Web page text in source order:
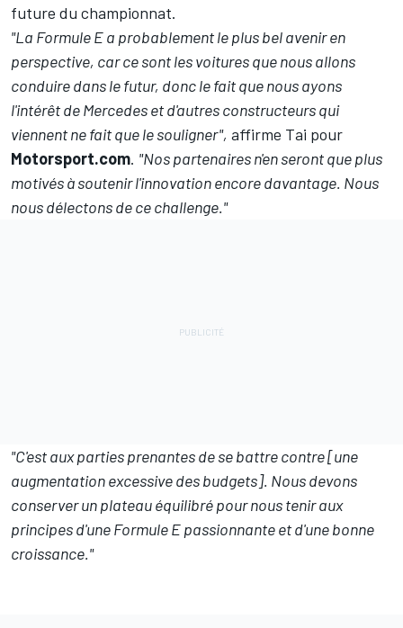
future du championnat.
"La Formule E a probablement le plus bel avenir en
perspective, car ce sont les voitures que nous allons
conduire dans le futur, donc le fait que nous ayons
l'intérêt de Mercedes et d'autres constructeurs qui
viennent ne fait que le souligner", affirme Tai pour
Motorsport.com. "Nos partenaires n'en seront que plus
motivés à soutenir l'innovation encore davantage. Nous
nous délectons de ce challenge."
"C'est aux parties prenantes de se battre contre [une
augmentation excessive des budgets]. Nous devons
conserver un plateau équilibré pour nous tenir aux
principes d'une Formule E passionnante et d'une bonne
croissance."